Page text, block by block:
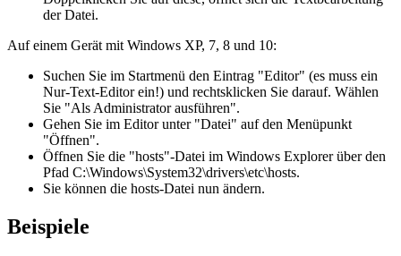
der Datei.
Auf einem Gerät mit Windows XP, 7, 8 und 10:
Suchen Sie im Startmenü den Eintrag "Editor" (es muss ein
Nur-Text-Editor ein!) und rechtsklicken Sie darauf. Wählen
Sie "Als Administrator ausführen".
Gehen Sie im Editor unter "Datei" auf den Menüpunkt
"Öffnen".
Öffnen Sie die "hosts"-Datei im Windows Explorer über den
Pfad C:\Windows\System32\drivers\etc\hosts.
Sie können die hosts-Datei nun ändern.
Beispiele